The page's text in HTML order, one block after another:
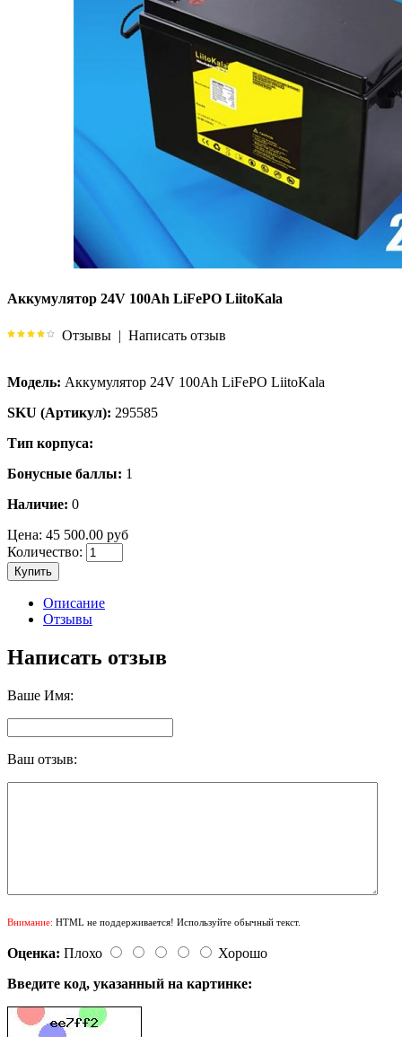
Аккумулятор 24V 100Ah LiFePO LiitoKala
Отзывы | Написать отзыв
Модель: Аккумулятор 24V 100Ah LiFePO LiitoKala
SKU (Артикул): 295585
Тип корпуса:
Бонусные баллы: 1
Наличие: 0
Цена: 45 500.00 руб
Количество:
Купить
Описание
Отзывы
Написать отзыв
Ваше Имя:
Ваш отзыв:
Внимание: HTML не поддерживается! Используйте обычный текст.
Оценка: Плохо
Хорошо
Введите код, указанный на картинке: